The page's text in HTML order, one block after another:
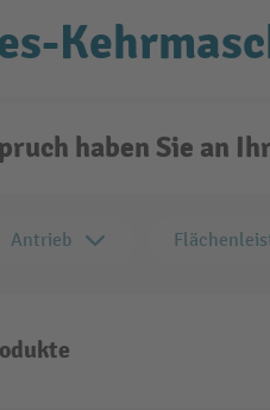
haben Sie an
Antrieb